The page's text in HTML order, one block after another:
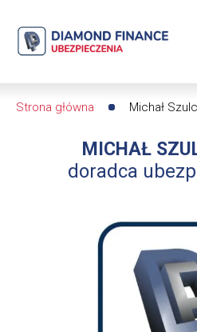
Michał
Diamond
Finance
nawigacyjna
Strona główna Michał
MICHAŁ
doradca